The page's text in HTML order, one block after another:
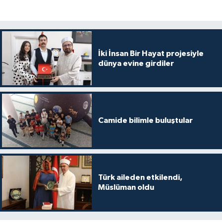
İki İnsan Bir Hayat projesiyle
dünya evine girdiler
Camide bilimle buluştular
Türk aileden etkilendi,
Müslüman oldu
Hakkari Müftülüğü
Hatay Müftülüğü
Iğdır Müftülüğü
Isparta Müftülüğü
İstanbul Müftülüğü
İzmir Müftülüğü
Kahramanmaraş Müftülüğü
Karabük Müftülüğü